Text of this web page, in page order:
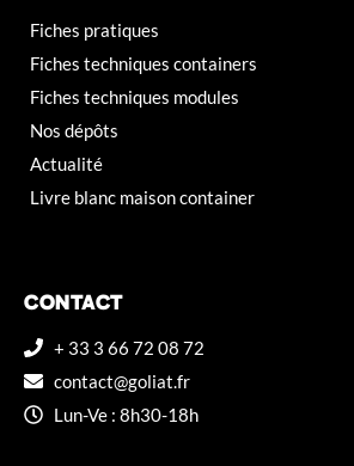
Fiches pratiques
Fiches techniques containers
Fiches techniques modules
Nos dépôts
Actualité
Livre blanc maison container
CONTACT
+ 33 3 66 72 08 72
contact@goliat.fr
Lun-Ve : 8h30-18h